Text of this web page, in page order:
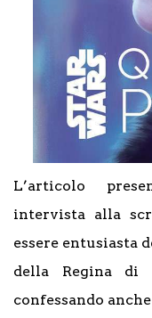
L’articolo
intervista alla
essere entusiasta
della Regina di
confessando